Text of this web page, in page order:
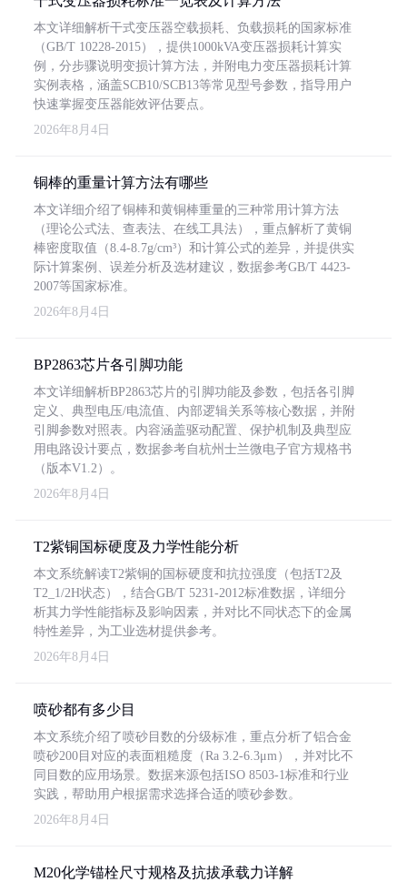
本文详细解析干式变压器空载损耗、负载损耗的国家标准
（GB/T 10228-2015），提供1000kVA变压器损耗计算实
例，分步骤说明变损计算方法，并附电力变压器损耗计算
实例表格，涵盖SCB10/SCB13等常见型号参数，指导用户
快速掌握变压器能效评估要点。
2026年8月4日
铜棒的重量计算方法有哪些
本文详细介绍了铜棒和黄铜棒重量的三种常用计算方法
（理论公式法、查表法、在线工具法），重点解析了黄铜
棒密度取值（8.4-8.7g/cm³）和计算公式的差异，并提供实
际计算案例、误差分析及选材建议，数据参考GB/T 4423-
2007等国家标准。
2026年8月4日
BP2863芯片各引脚功能
本文详细解析BP2863芯片的引脚功能及参数，包括各引脚
定义、典型电压/电流值、内部逻辑关系等核心数据，并附
引脚参数对照表。内容涵盖驱动配置、保护机制及典型应
用电路设计要点，数据参考自杭州士兰微电子官方规格书
（版本V1.2）。
2026年8月4日
T2紫铜国标硬度及力学性能分析
本文系统解读T2紫铜的国标硬度和抗拉强度（包括T2及
T2_1/2H状态），结合GB/T 5231-2012标准数据，详细分
析其力学性能指标及影响因素，并对比不同状态下的金属
特性差异，为工业选材提供参考。
2026年8月4日
喷砂都有多少目
本文系统介绍了喷砂目数的分级标准，重点分析了铝合金
喷砂200目对应的表面粗糙度（Ra 3.2-6.3μm），并对比不
同目数的应用场景。数据来源包括ISO 8503-1标准和行业
实践，帮助用户根据需求选择合适的喷砂参数。
2026年8月4日
M20化学锚栓尺寸规格及抗拔承载力详解